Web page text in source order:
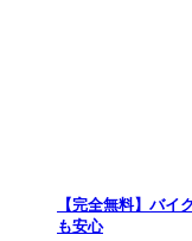
【完全無料】バ
も安心